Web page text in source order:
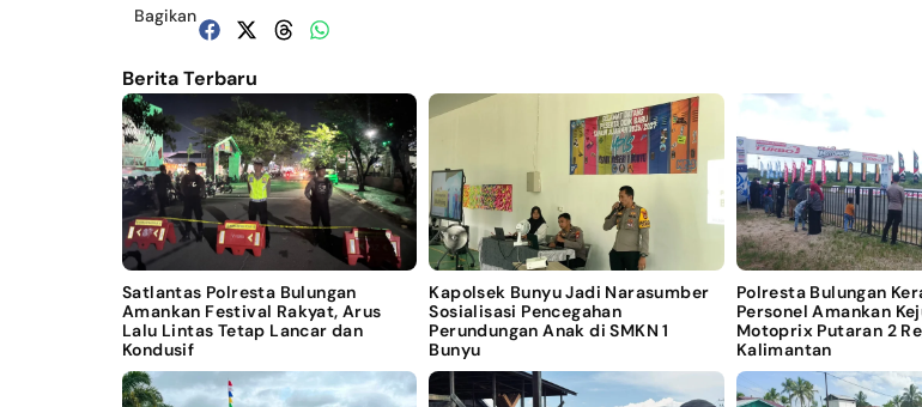
Bagikan
Berita Terbaru
Satlantas Polresta Bulungan
Amankan Festival Rakyat, Arus
Lalu Lintas Tetap Lancar dan
Kondusif
Kapolsek Bunyu Jadi Narasumber
Sosialisasi Pencegahan
Perundungan Anak di SMKN 1
Bunyu
Polresta Bulungan
Personel Amankan
Motoprix Putaran 2
Kalimantan